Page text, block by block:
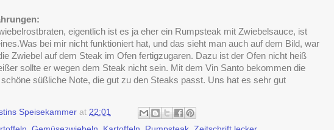
eigentlich ist es ja eher ein Rumpsteak mit Zwiebelsauce, ist
bei mir nicht funktioniert hat, und das sieht man auch auf dem Bild, war
Zwiebel auf dem Steak im Ofen fertigzugaren. Dazu ist der Ofen nicht heiß
sollte er wegen dem Steak nicht sein. Mit dem Vin Santo bekommen die
süßliche Note, die gut zu den Steaks passt. Uns hat es sehr gut
Speisekammer at 22:01